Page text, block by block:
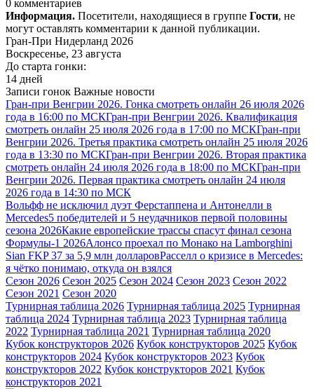
0 комментариев
Информация. Посетители, находящиеся в группе Гости, не
могут оставлять комментарии к данной публикации.
Гран-При Нидерланд 2026
Воскресенье, 23 августа
До старта гонки:
14 дней
Записи гонок Важные новости
Гран-при Венгрии 2026. Гонка смотреть онлайн 26 июля 2026
года в 16:00 по МСКГран-при Венгрии 2026. Квалификация
смотреть онлайн 25 июля 2026 года в 17:00 по МСКГран-при
Венгрии 2026. Третья практика смотреть онлайн 25 июля 2026
года в 13:30 по МСКГран-при Венгрии 2026. Вторая практика
смотреть онлайн 24 июля 2026 года в 18:00 по МСКГран-при
Венгрии 2026. Первая практика смотреть онлайн 24 июля
2026 года в 14:30 по МСК
Вольфф не исключил дуэт Ферстаппена и Антонелли в
Mercedes5 победителей и 5 неудачников первой половины
сезона 2026Какие европейские трассы спасут финал сезона
Формулы-1 2026Алонсо проехал по Монако на Lamborghini
Sian FKP 37 за 5,9 млн долларовРасселл о кризисе в Mercedes:
я чётко понимаю, откуда он взялся
Сезон 2026 Сезон 2025 Сезон 2024 Сезон 2023 Сезон 2022
Сезон 2021 Сезон 2020
Турнирная таблица 2026 Турнирная таблица 2025 Турнирная
таблица 2024 Турнирная таблица 2023 Турнирная таблица
2022 Турнирная таблица 2021 Турнирная таблица 2020
Кубок конструкторов 2026 Кубок конструкторов 2025 Кубок
конструкторов 2024 Кубок конструкторов 2023 Кубок
конструкторов 2022 Кубок конструкторов 2021 Кубок
конструкторов 2021